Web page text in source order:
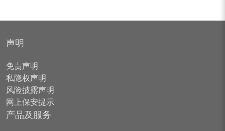
声明
免责声明
私隐权声明
风险披露声明
网上保安提示
产品及服务